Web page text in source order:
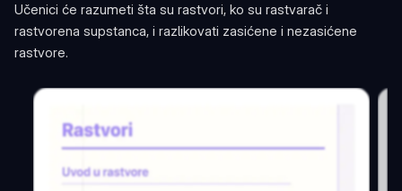
Učenici će razumeti šta su rastvori, ko su rastvarač i
rastvorena supstanca, i razlikovati zasićene i nezasićene
rastvore.